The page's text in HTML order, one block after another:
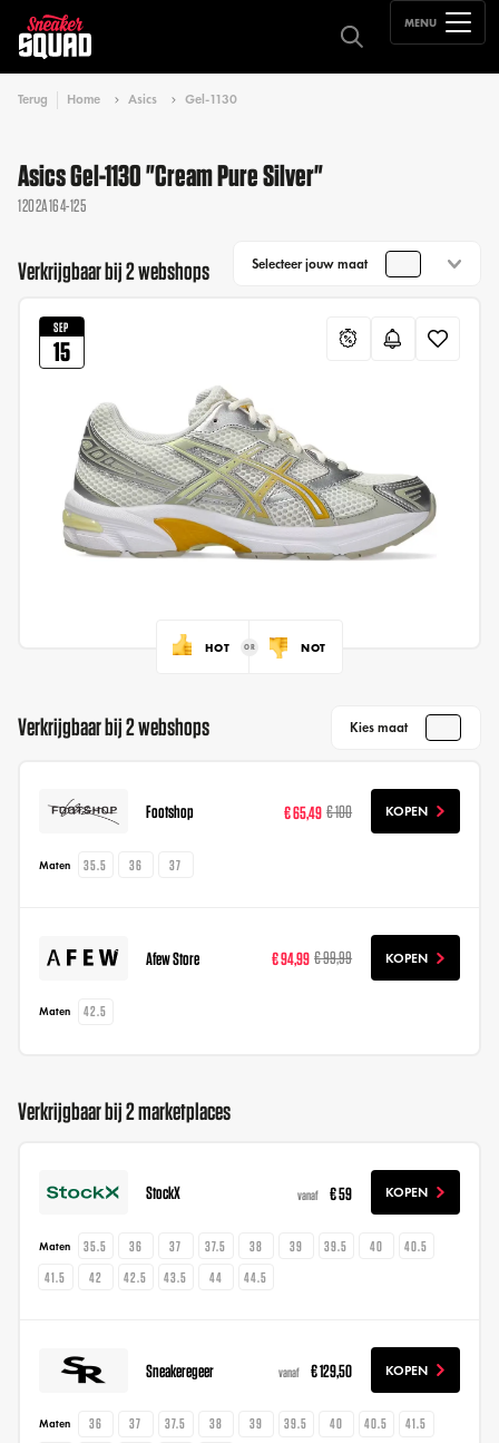
MENU
Terug Home Asics Gel-1130
Asics Gel-1130 "Cream Pure Silver"
1202A164-125
Verkrijgbaar bij 2 webshops Selecteer jouw maat
SEP
15
HOT NOT
Verkrijgbaar bij 2 webshops Kies maat
Footshop € 65,49 € 100 KOPEN
Maten 35.5 36 37
Afew Store € 94,99 € 99,99 KOPEN
Maten 42.5
Verkrijgbaar bij 2 marketplaces
StockX vanaf € 59 KOPEN
Maten 35.5 36 37 37.5 38 39 39.5 40
40.5
41.5
42 42.5 43.5 44 44.5
Sneakeregeer vanaf € 129,50 KOPEN
Maten 36 37 37.5 38 39 39.5 40 40.5
41.5